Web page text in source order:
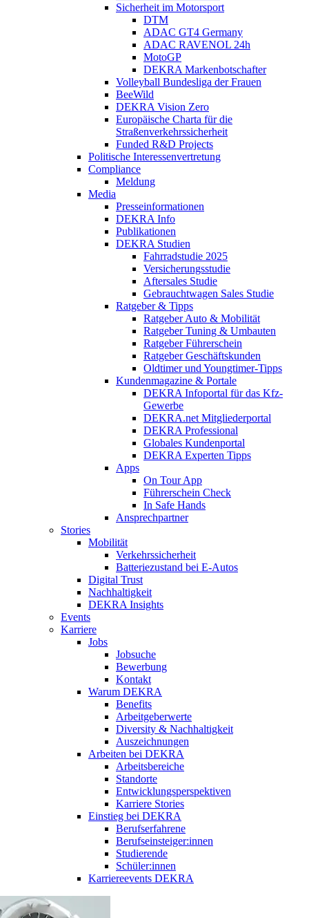
Sicherheit im Motorsport
DTM
ADAC GT4 Germany
ADAC RAVENOL 24h
MotoGP
DEKRA Markenbotschafter
Volleyball Bundesliga der Frauen
BeeWild
DEKRA Vision Zero
Europäische Charta für die
Straßenverkehrssicherheit
Funded R&D Projects
Politische Interessenvertretung
Compliance
Meldung
Media
Presseinformationen
DEKRA Info
Publikationen
DEKRA Studien
Fahrradstudie 2025
Versicherungsstudie
Aftersales Studie
Gebrauchtwagen Sales Studie
Ratgeber & Tipps
Ratgeber Auto & Mobilität
Ratgeber Tuning & Umbauten
Ratgeber Führerschein
Ratgeber Geschäftskunden
Oldtimer und Youngtimer-Tipps
Kundenmagazine & Portale
DEKRA Infoportal für das Kfz-
Gewerbe
DEKRA.net Mitgliederportal
DEKRA Professional
Globales Kundenportal
DEKRA Experten Tipps
Apps
On Tour App
Führerschein Check
In Safe Hands
Ansprechpartner
Stories
Mobilität
Verkehrssicherheit
Batteriezustand bei E-Autos
Digital Trust
Nachhaltigkeit
DEKRA Insights
Events
Karriere
Jobs
Jobsuche
Bewerbung
Kontakt
Warum DEKRA
Benefits
Arbeitgeberwerte
Diversity & Nachhaltigkeit
Auszeichnungen
Arbeiten bei DEKRA
Arbeitsbereiche
Standorte
Entwicklungsperspektiven
Karriere Stories
Einstieg bei DEKRA
Berufserfahrene
Berufseinsteiger:innen
Studierende
Schüler:innen
Karriereevents DEKRA